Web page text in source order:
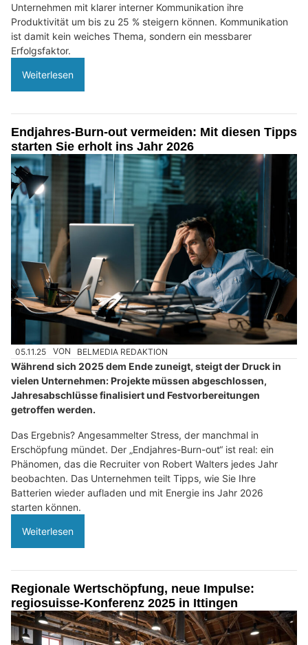
Unternehmen mit klarer interner Kommunikation ihre
Produktivität um bis zu 25 % steigern können. Kommunikation
ist damit kein weiches Thema, sondern ein messbarer
Erfolgsfaktor.
Weiterlesen
Endjahres-Burn-out vermeiden: Mit diesen Tipps
starten Sie erholt ins Jahr 2026
05.11.25 VON BELMEDIA REDAKTION
Während sich 2025 dem Ende zuneigt, steigt der Druck in
vielen Unternehmen: Projekte müssen abgeschlossen,
Jahresabschlüsse finalisiert und Festvorbereitungen
getroffen werden.
Das Ergebnis? Angesammelter Stress, der manchmal in
Erschöpfung mündet. Der „Endjahres-Burn-out“ ist real: ein
Phänomen, das die Recruiter von Robert Walters jedes Jahr
beobachten. Das Unternehmen teilt Tipps, wie Sie Ihre
Batterien wieder aufladen und mit Energie ins Jahr 2026
starten können.
Weiterlesen
Regionale Wertschöpfung, neue Impulse:
regiosuisse-Konferenz 2025 in Ittingen